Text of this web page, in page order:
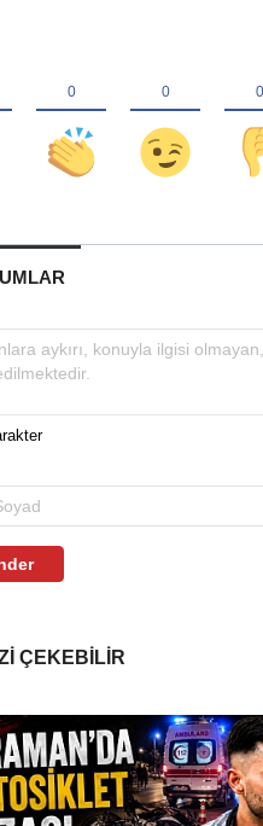
ÇEKEBILIR